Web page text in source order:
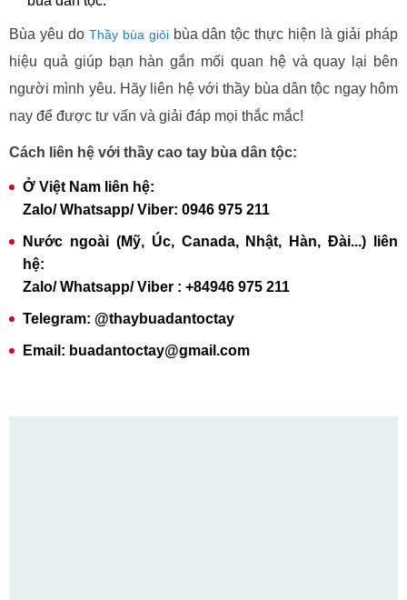
Bùa yêu do Thầy bùa giỏibùa dân tộc thực hiện là giải pháp
hiệu quả giúp bạn hàn gắn mối quan hệ và quay lại bên
người mình yêu. Hãy liên hệ với thầy bùa dân tộc ngay hôm
nay để được tư vấn và giải đáp mọi thắc mắc!
Cách liên hệ với thầy cao tay bùa dân tộc:
Ở Việt Nam liên hệ:
Zalo/ Whatsapp/ Viber: 0946 975 211
Nước ngoài (Mỹ, Úc, Canada, Nhật, Hàn, Đài...) liên
hệ:
Zalo/ Whatsapp/ Viber : +84946 975 211
Telegram: @thaybuadantoctay
Email: buadantoctay@gmail.com